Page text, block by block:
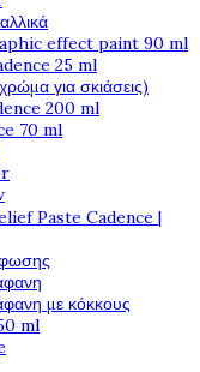
effect paint 90 ml
25 ml
για σκιάσεις)
200 ml
70 ml
Paste Cadence |
με κόκκους
ml